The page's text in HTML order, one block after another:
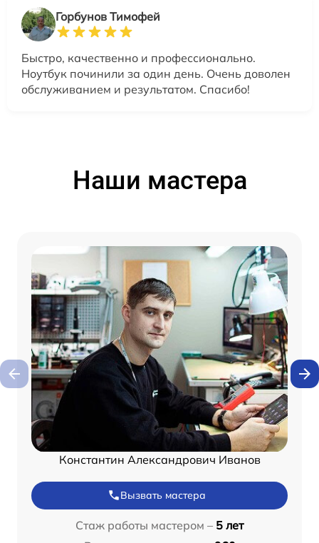
Горбунов Тимофей
Быстро, качественно и профессионально.
Ноутбук починили за один день. Очень доволен
обслуживанием и результатом. Спасибо!
Наши мастера
Константин Александрович Иванов
Вызвать мастера
Стаж работы мастером – 5 лет